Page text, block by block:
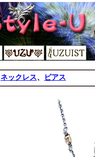
ネックレス、 ピアス